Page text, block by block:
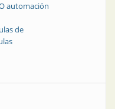
automación
de
válvulas con apertura